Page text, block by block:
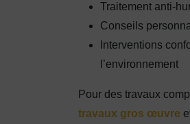
Traitement anti-
Conseils
Interventions
l’environnement
Pour des travaux
travaux gros œuvre